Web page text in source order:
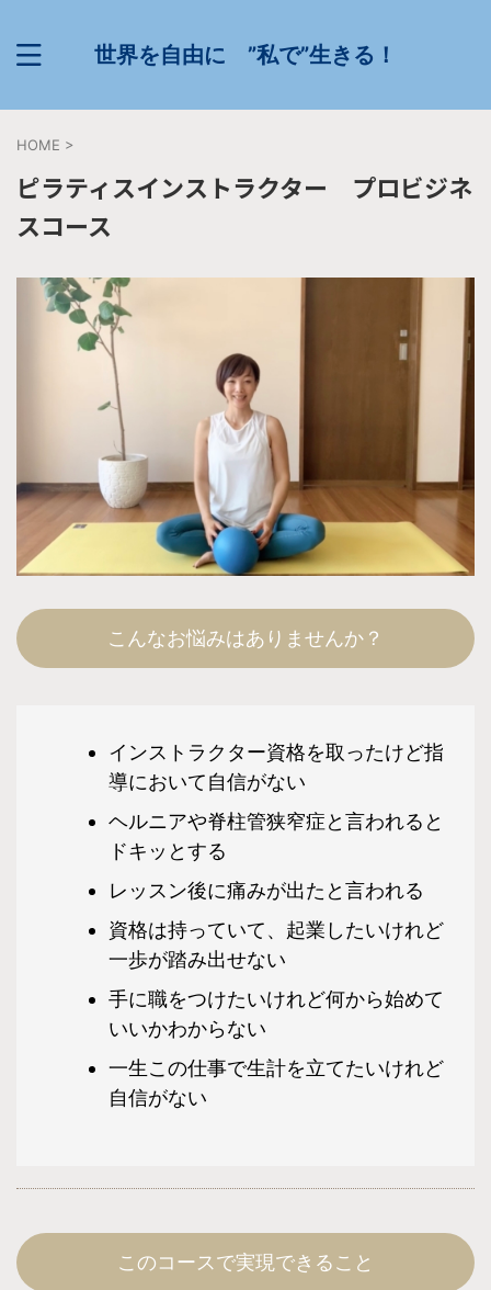
世界を自由に ”私で”生きる！
HOME >
ピラティスインストラクター プロビジネ
スコース
こんなお悩みはありませんか？
インストラクター資格を取ったけど指
導において自信がない
ヘルニアや脊柱管狭窄症と言われると
ドキッとする
レッスン後に痛みが出たと言われる
資格は持っていて、起業したいけれど
一歩が踏み出せない
手に職をつけたいけれど何から始めて
いいかわからない
一生この仕事で生計を立てたいけれど
自信がない
このコースで実現できること